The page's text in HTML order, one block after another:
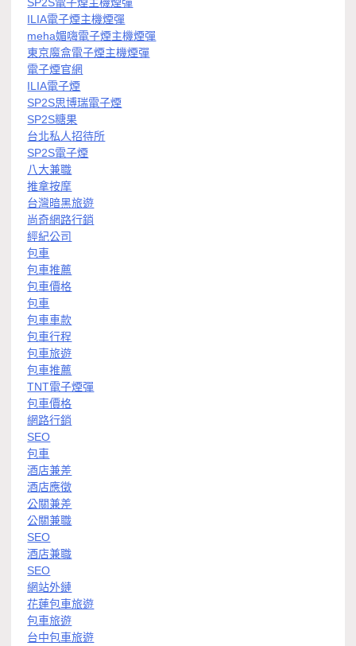
ILIA電子煙主機煙彈
meha媚嗨電子煙主機煙彈
東京魔盒電子煙主機煙彈
電子煙官網
ILIA電子煙
SP2S思博瑞電子煙
SP2S糖果
台北私人招待所
SP2S電子煙
八大兼職
推拿按摩
台灣暗黑旅遊
尚奇網路行銷
經紀公司
包車
包車推薦
包車價格
包車
包車車款
包車行程
包車旅遊
包車推薦
TNT電子煙彈
包車價格
網路行銷
SEO
包車
酒店兼差
酒店應徵
公關兼差
公關兼職
SEO
酒店兼職
SEO
網站外鏈
花蓮包車旅遊
包車旅遊
台中包車旅遊